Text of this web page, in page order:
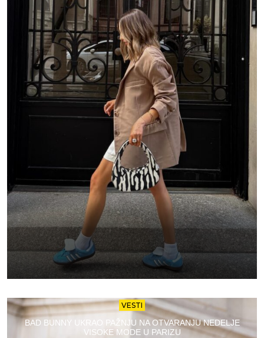
VESTI
BAD BUNNY UKRAO PAŽNJU NA OTVARANJU NEDELJE
VISOKE MODE U PARIZU